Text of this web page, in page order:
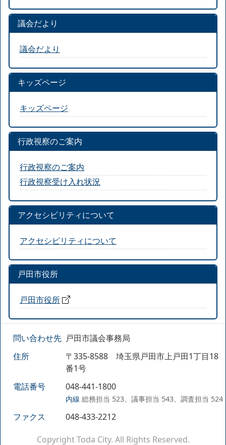
議会だより
議会だより
キッズページ
キッズページ
行政視察のご案内
行政視察のご案内
行政視察受け入れ状況
アクセシビリティについて
アクセシビリティについて
戸田市役所
戸田市役所
問い合わせ先 戸田市議会事務局
住所
〒335-8588 埼玉県戸田市上戸田1丁目18
番1号
電話番号
048-441-1800
内線 総務担当 523、議事担当 543、調査担当 524
ファクス 048-433-2212
Copyright Toda City. All Rights Reserved.